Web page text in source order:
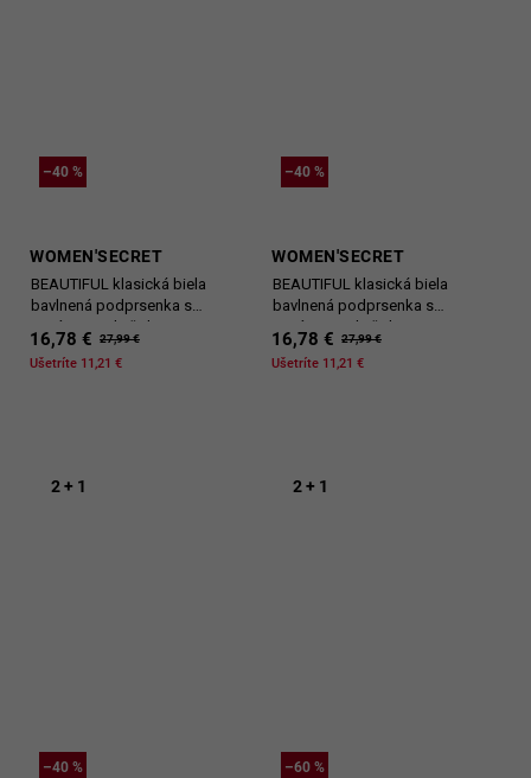
–40 %
WOMEN'SECRET
BEAUTIFUL klasická biela
bavlnená podprsenka s
motívom srdiečok
16,78 € 27,99 €
Ušetríte 11,21 €
–40 %
WOMEN'SECRET
BEAUTIFUL klasická biela
bavlnená podprsenka s
motívom srdiečok
16,78 € 27,99 €
Ušetríte 11,21 €
2 + 1
–40 %
2 + 1
–60 %